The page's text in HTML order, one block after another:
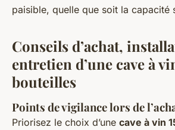
paisible, quelle que soit la capacité
Conseils d’achat,
entretien d’une cave à
bouteilles
Points de vigilance lors de
Priorisez le choix d’une cave à vin